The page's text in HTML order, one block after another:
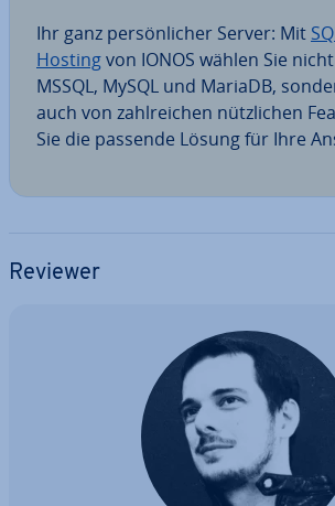
Ihr ganz per­sön­li­cher Server: Mit
Hostingvon IONOS wählen Sie
MSSQL, MySQL und MariaDB,
auch von zahl­rei­chen nütz­li­chen
Sie die passende Lösung für Ihre
Reviewer